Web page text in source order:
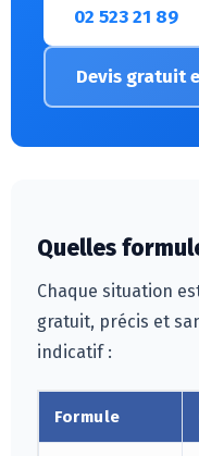
02 523 21 89
Devis gratuit
Quelles
Chaque situation
gratuit, précis et
indicatif :
Formule